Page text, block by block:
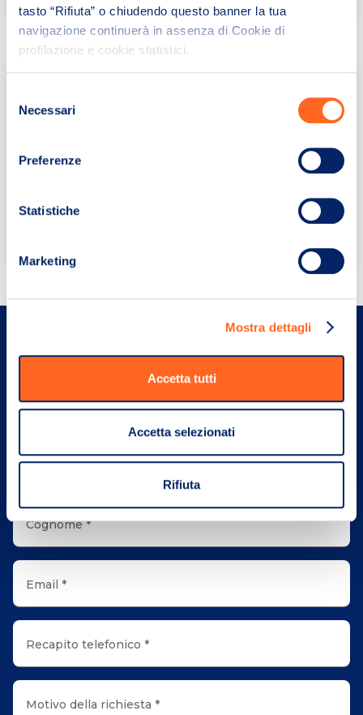
tasto “Rifiuta” o chiudendo questo banner la tua
navigazione continuerà in assenza di Cookie di
profilazione e cookie statistici.
delNecessari
Preferenze
Statistiche
Marketing
Mostra dettagli
Accetta tutti
Accetta selezionati
Rifiuta
dalle 8:30 alle 13:45 e dalle 15:00 alle 16:15
Riservatezza e sicurezza sono i nostri elementi
distintivi
Nome *
Cognome *
Email *
Recapito telefonico *
Motivo della richiesta *